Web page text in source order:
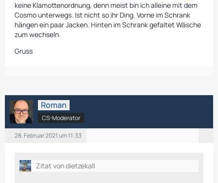
keine Klamottenordnung, denn meist bin ich alleine mit dem
Cosmo unterwegs. Ist nicht so ihr Ding. Vorne im Schrank
hängen ein paar Jacken. Hinten im Schrank gefaltet Wäsche
zum wechseln.
Gruss
Roman
CS-Moderator
28. Februar 2021 um 11:33
Zitat von dietzekall